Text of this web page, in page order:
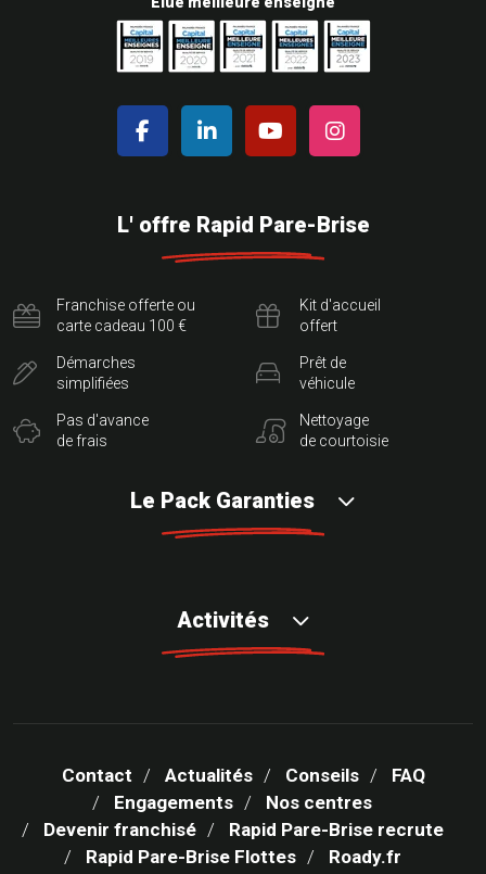
L' offre Rapid Pare-Brise
Franchise offerte ou
carte cadeau 100 €
Démarches
simplifiées
Pas d'avance
de frais
Kit d'accueil
offert
Prêt de
véhicule
Nettoyage
de courtoisie
Le Pack Garanties
Activités
Contact Actualités Conseils
FAQ
Engagements
Nos centres
Devenir franchisé
Rapid Pare-Brise recrute
Rapid Pare-Brise Flottes
Roady.fr